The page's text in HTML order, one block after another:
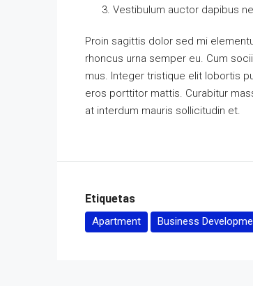
Vestibulum auctor dapibus
Proin sagittis dolor sed mi
rhoncus urna semper eu. Cum
mus. Integer tristique elit lobortis
eros porttitor mattis. Curabitur
at interdum mauris sollicitudin et.
Etiquetas
Apartment Business